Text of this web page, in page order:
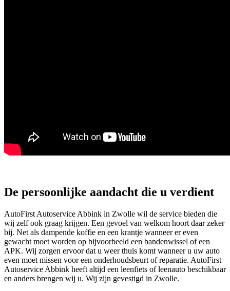
De persoonlijke aandacht die u verdient
AutoFirst Autoservice Abbink in Zwolle wil de service bieden die
wij zelf ook graag krijgen. Een gevoel van welkom hoort daar zeker
bij. Net als dampende koffie en een krantje wanneer er even
gewacht moet worden op bijvoorbeeld een bandenwissel of een
APK. Wij zorgen ervoor dat u weer thuis komt wanneer u uw auto
even moet missen voor een onderhoudsbeurt of reparatie. AutoFirst
Autoservice Abbink heeft altijd een leenfiets of leenauto beschikbaar
en anders brengen wij u. Wij zijn gevestigd in Zwolle.